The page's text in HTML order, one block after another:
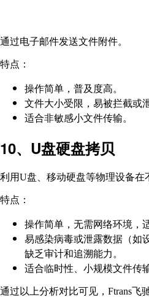
通过电子邮件发送文件附件。
特点：
操作简单，普及度高。
文件大小受限，易被拦截或泄
适合非敏感小文件传输。
10、U盘硬盘拷贝
利用U盘、移动硬盘等物理设备在
特点：
操作简单，无需网络环境，
易感染病毒或泄露数据（如
缺乏审计和追溯能力。
适合临时性、小规模文件传
通过以上分析对比可见，Ftrans飞